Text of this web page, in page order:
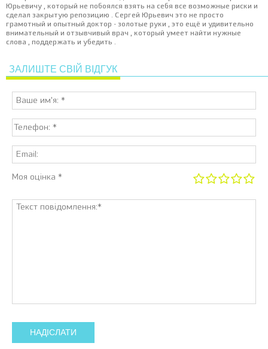
Юрьевичу , который не побоялся взять на себя все возможные риски и
сделал закрытую репозицию . Сергей Юрьевич это не просто
грамотный и опытный доктор - золотые руки , это ещё и удивительно
внимательный и отзывчивый врач , который умеет найти нужные
слова , поддержать и убедить .
ЗАЛИШТЕ СВІЙ ВІДГУК
Моя оцінка *
НАДІСЛАТИ